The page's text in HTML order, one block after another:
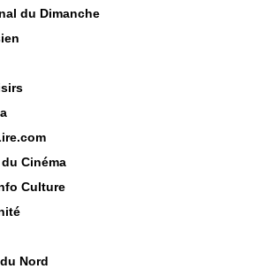
du Dimanche
Cinéma
Culture
Nord